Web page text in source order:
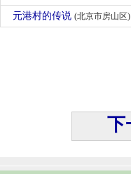
元港村的传说 (北京市房山区)
下